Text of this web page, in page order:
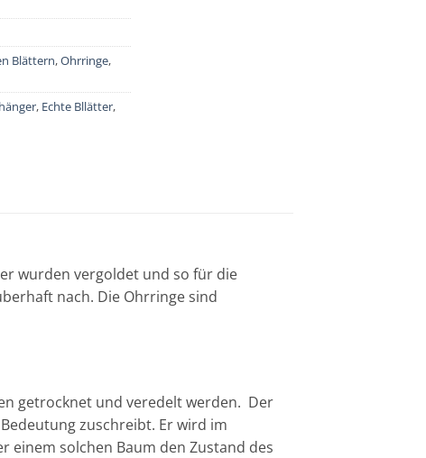
Blättern,Ohrringe,
, Echte Bllätter,
wurden vergoldet und so für die
nach. Die Ohrringe sind
getrocknet und veredelt werden. Der
zuschreibt. Er wird im
einem solchen Baum den Zustand des